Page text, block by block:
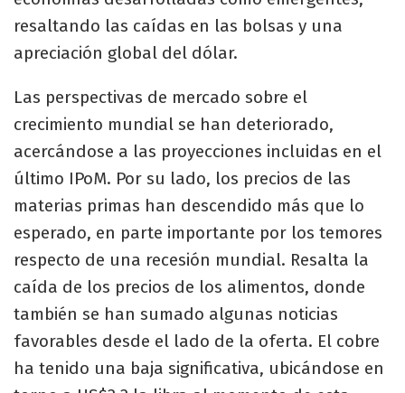
resaltando las caídas en las bolsas y una
apreciación global del dólar.
Las perspectivas de mercado sobre el
crecimiento mundial se han deteriorado,
acercándose a las proyecciones incluidas en el
último IPoM. Por su lado, los precios de las
materias primas han descendido más que lo
esperado, en parte importante por los temores
respecto de una recesión mundial. Resalta la
caída de los precios de los alimentos, donde
también se han sumado algunas noticias
favorables desde el lado de la oferta. El cobre
ha tenido una baja significativa, ubicándose en